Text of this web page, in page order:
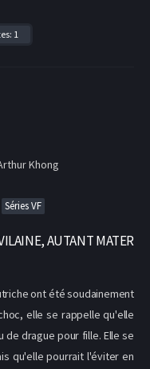
1
Khong
Séries VF
AUTANT MATER
ont été soudainement
elle se rappelle qu'elle
de drague pour fille. Elle se
qu'elle pourrait l'éviter en